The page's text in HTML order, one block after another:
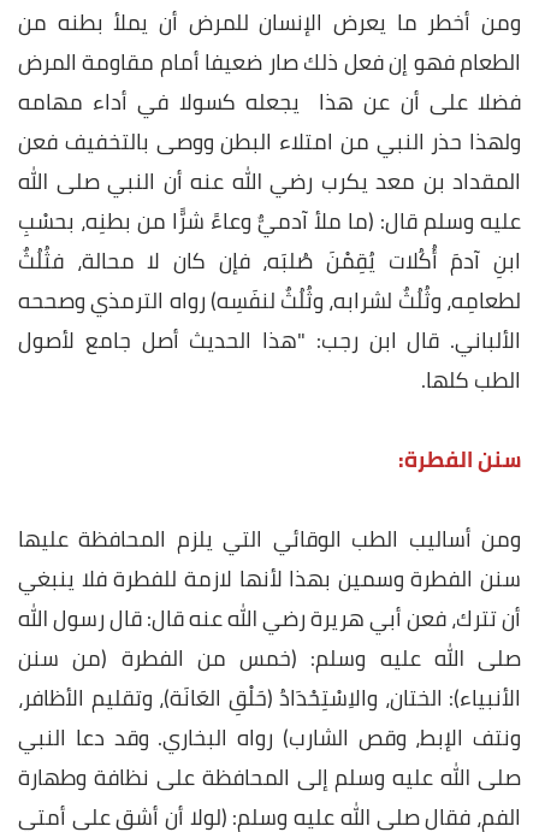
ومن أخطر ما يعرض الإنسان للمرض أن يملأ بطنه من
الطعام فهو إن فعل ذلك صار ضعيفا أمام مقاومة المرض
فضلا على أن عن هذا يجعله كسولا في أداء مهامه
ولهذا حذر النبي من امتلاء البطن ووصى بالتخفيف فعن
المقداد بن معد يكرب رضي الله عنه أن النبي صلى الله
عليه وسلم قال: (ما ملأ آدميٌّ وعاءً شرًّا من بطنِه، بحسْبِ
ابنِ آدمَ أُكُلات يُقِمْنَ صُلبَه، فإن كان لا محالة، فثُلُثٌ
لطعامِه، وثُلُثٌ لشرابه، وثُلُثٌ لنفَسِه) رواه الترمذي وصححه
الألباني. قال ابن رجب: "هذا الحديث أصل جامع لأصول
الطب كلها.
سنن الفطرة:
ومن أساليب الطب الوقائي التي يلزم المحافظة عليها
سنن الفطرة وسمين بهذا لأنها لازمة للفطرة فلا ينبغي
أن تترك، فعن أبي هريرة رضي الله عنه قال: قال رسول الله
صلى الله عليه وسلم: (خمس من الفطرة (من سنن
الأنبياء): الختان، والاِسْتِحْدَادُ (حَلْقِ العَانَة)، وتقليم الأظافر،
ونتف الإبط، وقص الشارب) رواه البخاري. وقد دعا النبي
صلى الله عليه وسلم إلى المحافظة على نظافة وطهارة
الفم، فقال صلى الله عليه وسلم: (لولا أن أشق على أمتي